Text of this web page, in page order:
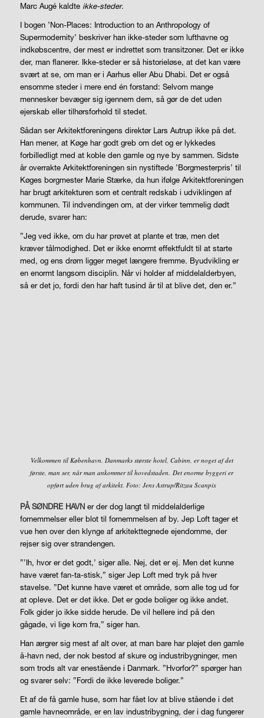
Marc Augé kaldte ikke-steder.
I bogen ’Non-Places: Introduction to an Anthropology of
Supermodernity’ beskriver han ikke-steder som lufthavne og
indkøbscentre, der mest er indrettet som transitzoner. Det er ikke
der, man flanerer. Ikke-steder er så historieløse, at det kan være
svært at se, om man er i Aarhus eller Abu Dhabi. Det er også
ensomme steder i mere end én forstand: Selvom mange
mennesker bevæger sig igennem dem, så gør de det uden
ejerskab eller tilhørsforhold til stedet.
Sådan ser Arkitektforeningens direktør Lars Autrup ikke på det.
Han mener, at Køge har godt greb om det og er lykkedes
forbilledligt med at koble den gamle og nye by sammen. Sidste
år overrakte Arkitektforeningen sin nystiftede ’Borgmesterpris’ til
Køges borgmester Marie Stærke, da hun ifølge Arkitektforeningen
har brugt arkitekturen som et centralt redskab i udviklingen af
kommunen. Til indvendingen om, at der virker temmelig dødt
derude, svarer han:
”Jeg ved ikke, om du har prøvet at plante et træ, men det
kræver tålmodighed. Det er ikke enormt effektfuldt til at starte
med, og ens drøm ligger meget længere fremme. Byudvikling er
en enormt langsom disciplin. Når vi holder af middelalderbyen,
så er det jo, fordi den har haft tusind år til at blive det, den er.”
Velkommen til København. Danmarks største hotel, Cabinn, er noget af det
første, man ser, når man ankommer til hovedstaden. Det enorme byggeri er
opført uden brug af arkitekt. Foto: Jens Astrup/Ritzau Scanpix
PÅ SØNDRE HAVNer der dog langt til middelalderlige
fornemmelser eller blot til fornemmelsen af by. Jep Loft tager et
vue hen over den klynge af arkitekttegnede ejendomme, der
rejser sig over strandengen.
”’Ih, hvor er det godt,’ siger alle. Nej, det er ej. Men det kunne
have været fan-ta-stisk,” siger Jep Loft med tryk på hver
stavelse. ”Det kunne have været et område, som alle tog ud for
at opleve. Det er det ikke. Det er gode boliger og ikke andet.
Folk gider jo ikke sidde herude. De vil hellere ind på den
gågade, vi lige kom fra,” siger han.
Han ærgrer sig mest af alt over, at man bare har pløjet den gamle
å-havn ned, der nok bestod af skure og industribygninger, men
som trods alt var enestående i Danmark. ”Hvorfor?” spørger han
og svarer selv: ”Fordi de ikke leverede boliger.”
Et af de få gamle huse, som har fået lov at blive stående i det
gamle havneområde, er en lav industribygning, der i dag fungerer